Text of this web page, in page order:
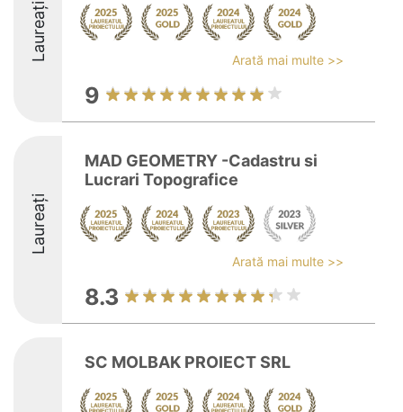
Laureați Arată mai multe >>
9
Laureați
MAD GEOMETRY -Cadastru si
Lucrari Topografice
Arată mai multe >>
8.3
SC MOLBAK PROIECT SRL